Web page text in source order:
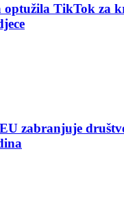
TikTok za
zabranjuje